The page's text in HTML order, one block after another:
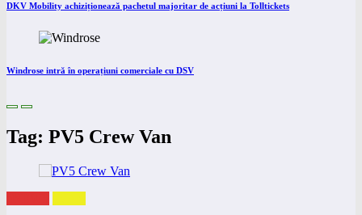
DKV Mobility achiziționează pachetul majoritar de acțiuni la Tolltickets
Windrose intră în operațiuni comerciale cu DSV
Tag: PV5 Crew Van